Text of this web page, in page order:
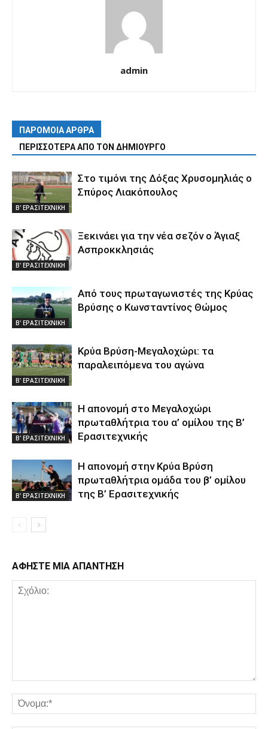
admin
ΠΑΡΟΜΟΙΑ ΑΡΘΡΑ
ΠΕΡΙΣΣΟΤΕΡΑ ΑΠΟ ΤΟΝ ΔΗΜΙΟΥΡΓΟ
Β' ΕΡΑΣΙΤΕΧΝΙΚΗ
Στο τιμόνι της Δόξας Χρυσομηλιάς ο
Σπύρος Λιακόπουλος
Β' ΕΡΑΣΙΤΕΧΝΙΚΗ
Ξεκινάει για την νέα σεζόν ο Άγιαξ
Ασπροκκλησιάς
Β' ΕΡΑΣΙΤΕΧΝΙΚΗ
Από τους πρωταγωνιστές της Κρύας
Βρύσης ο Κωνσταντίνος Θώμος
Β' ΕΡΑΣΙΤΕΧΝΙΚΗ
Κρύα Βρύση-Μεγαλοχώρι: τα
παραλειπόμενα του αγώνα
Β' ΕΡΑΣΙΤΕΧΝΙΚΗ
Η απονομή στο Μεγαλοχώρι
πρωταθλήτρια του α’ ομίλου της Β’
Ερασιτεχνικής
Β' ΕΡΑΣΙΤΕΧΝΙΚΗ
Η απονομή στην Κρύα Βρύση
πρωταθλήτρια ομάδα του β’ ομίλου
της Β’ Ερασιτεχνικής
ΑΦΗΣΤΕ ΜΙΑ ΑΠΑΝΤΗΣΗ